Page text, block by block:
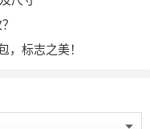
，标志之美！